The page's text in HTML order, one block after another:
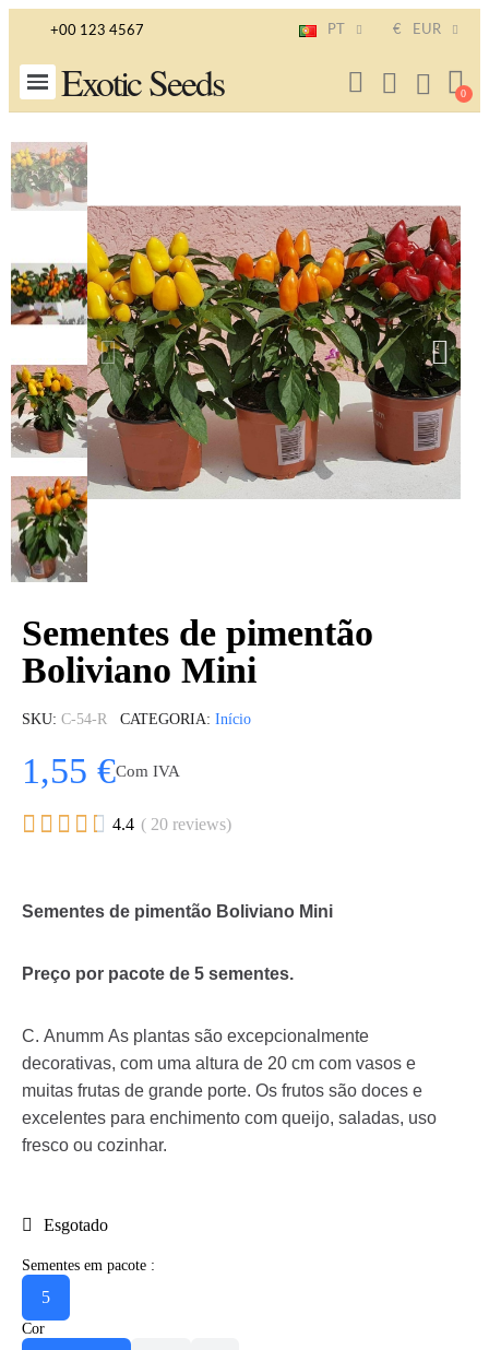
+00 123 4567 PT € EUR
Exotic Seeds
Sementes de pimentão
Boliviano Mini
SKU C-54-R CATEGORIA Início
1,55 €Com IVA
     4.4 ( 20 reviews)
Sementes de pimentão Boliviano Mini
Preço por pacote de 5 sementes.
C. Anumm As plantas são excepcionalmente
decorativas, com uma altura de 20 cm com vasos e
muitas frutas de grande porte. Os frutos são doces e
excelentes para enchimento com queijo, saladas, uso
fresco ou cozinhar.
Esgotado
Sementes em pacote :
5
Cor